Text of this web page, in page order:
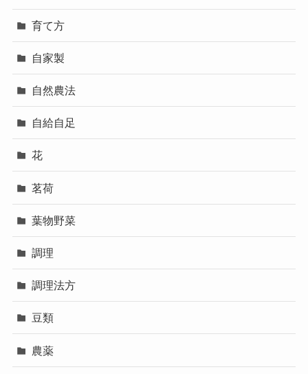
育て方
自家製
自然農法
自給自足
花
茗荷
葉物野菜
調理
調理法方
豆類
農薬